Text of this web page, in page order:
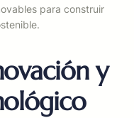
para construir
y